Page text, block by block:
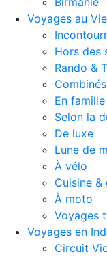
Voyages au
Hors des
Rando &
Combinés
En famille
Selon la
De luxe
Lune de
À vélo
Cuisine
À moto
Voyages
Voyages en
Circuit